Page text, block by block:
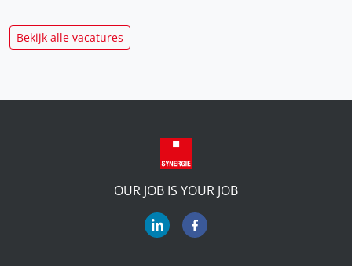
Bekijk alle vacatures
OUR JOB IS YOUR JOB